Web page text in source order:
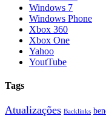
Windows 7
Windows Phone
Xbox 360
Xbox One
Yahoo
YoutTube
Tags
Atualizações Backlinks